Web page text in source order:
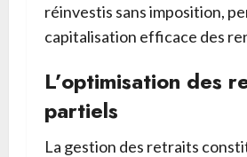
réinvestis sans imposition,
capitalisation efficace des
L’optimisation des
partiels
La gestion des retraits